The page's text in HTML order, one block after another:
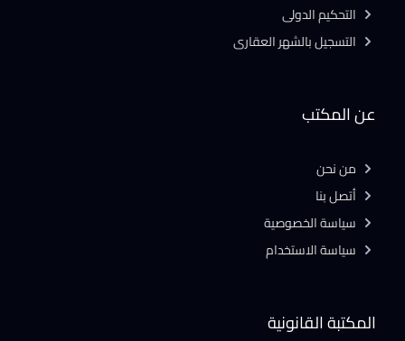
المكتبة القانونية
عن المكتب
من نحن
أتصل بنا
سياسة الخصوصية
سياسة الاستخدام
التحكيم الدولى
التسجيل بالشهر العقارى